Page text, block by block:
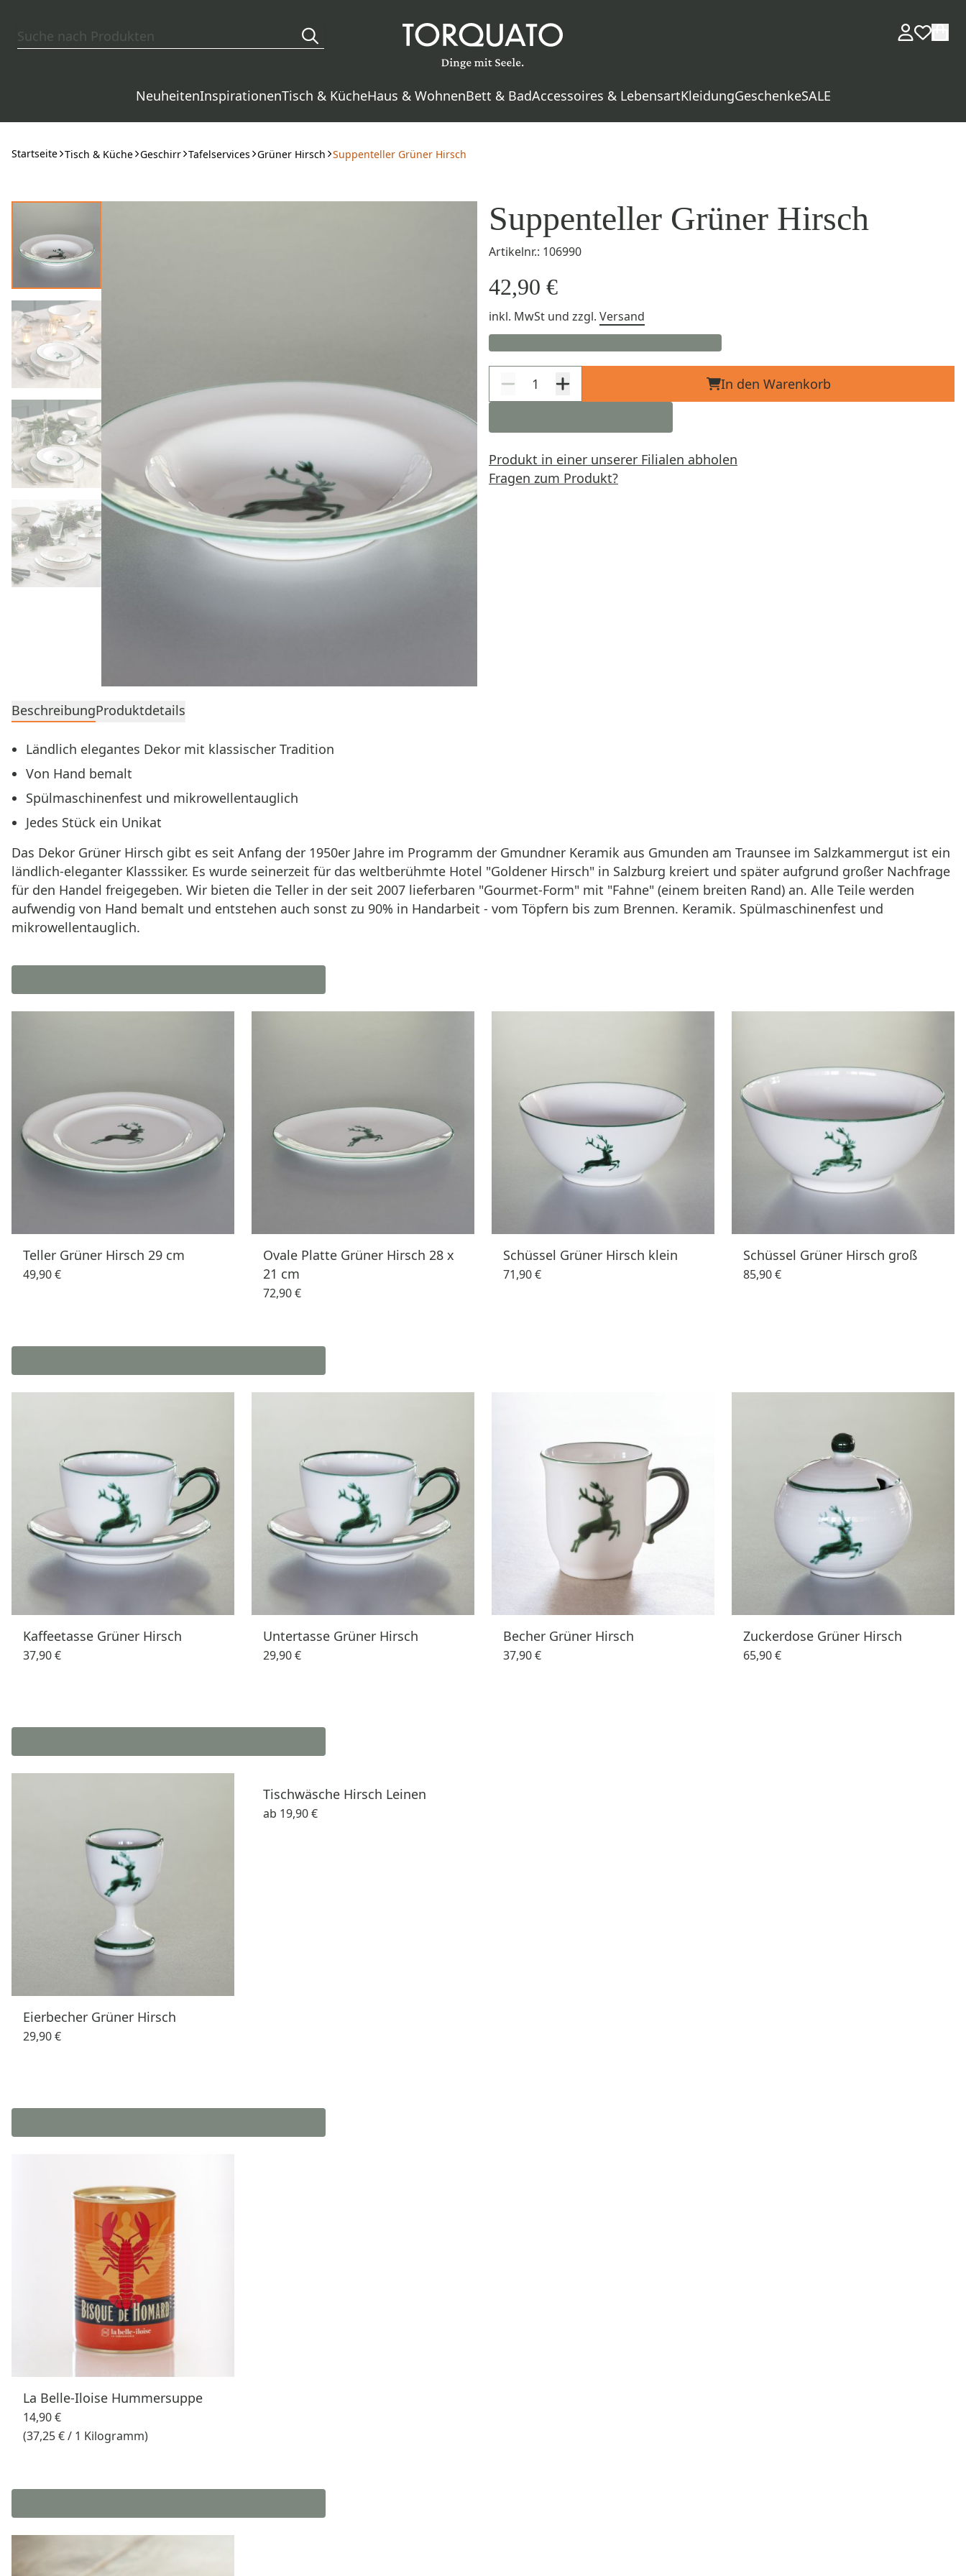
NeuheitenInspirationenTisch & KücheHaus & WohnenBett & BadAccessoires & LebensartKleidungGeschenkeSALE
Startseite Tisch & Küche Geschirr Tafelservices Grüner Hirsch Suppenteller Grüner Hirsch
Suppenteller Grüner Hirsch
Artikelnr.: 106990
42,90 €
inkl. MwSt und zzgl. Versand
In den Warenkorb
Produkt in einer unserer Filialen abholen
Fragen zum Produkt?
BeschreibungProduktdetails
Ländlich elegantes Dekor mit klassischer Tradition
Von Hand bemalt
Spülmaschinenfest und mikrowellentauglich
Jedes Stück ein Unikat
Das Dekor Grüner Hirsch gibt es seit Anfang der 1950er Jahre im Programm der Gmundner Keramik aus Gmunden am Traunsee im Salzkammergut ist ein
ländlich-eleganter Klasssiker. Es wurde seinerzeit für das weltberühmte Hotel "Goldener Hirsch" in Salzburg kreiert und später aufgrund großer Nachfrage
für den Handel freigegeben. Wir bieten die Teller in der seit 2007 lieferbaren "Gourmet-Form" mit "Fahne" (einem breiten Rand) an. Alle Teile werden
aufwendig von Hand bemalt und entstehen auch sonst zu 90% in Handarbeit - vom Töpfern bis zum Brennen. Keramik. Spülmaschinenfest und
mikrowellentauglich.
Teller Grüner Hirsch 29 cm
49,90 €
Ovale Platte Grüner Hirsch 28 x
21 cm
72,90 €
Schüssel Grüner Hirsch klein
71,90 €
Schüssel Grüner Hirsch groß
85,90 €
Kaffeetasse Grüner Hirsch
37,90 €
Untertasse Grüner Hirsch
29,90 €
Becher Grüner Hirsch
37,90 €
Zuckerdose Grüner Hirsch
65,90 €
Eierbecher Grüner Hirsch
29,90 €
Tischwäsche Hirsch Leinen
ab 19,90 €
La Belle-Iloise Hummersuppe
14,90 €
(37,25 € / 1 Kilogramm)